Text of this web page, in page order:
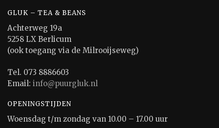
GLUK – TEA & BEANS
Achterweg 19a
5258 LX Berlicum
(ook toegang via de Milrooijseweg)
Tel. 073 8886603
Email: info@puurgluk.nl
OPENINGSTIJDEN
Woensdag t/m zondag van 10.00 – 17.00 uur